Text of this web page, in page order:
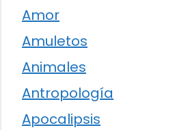
Amor
Amuletos
Animales
Antropología
Apocalipsis